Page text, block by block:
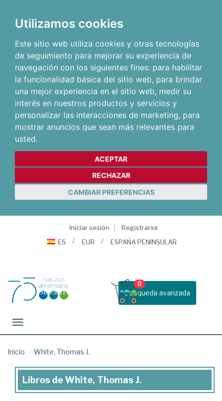
Utilizamos cookies
Este sitio web utiliza cookies y otras tecnologías
de seguimiento para mejorar su experiencia de
navegación con los siguientes fines: para habilitar
la funcionalidad básica del sitio web, para brindar
una mejor experiencia en el sitio web, medir su
interés en nuestros productos y servicios y
personalizar las interacciones de marketing, para
mostrar anuncios que sean más relevantes para
usted.
ACEPTAR
RECHAZAR
CAMBIAR PREFERENCIAS
Iniciar sesión
Registrarse
ES
EUR ESPAÑA PENINSULAR
Busqueda avanzada
0
Toggle navigation
Inicio White, Thomas J.
Libros
Libros de White, Thomas J.